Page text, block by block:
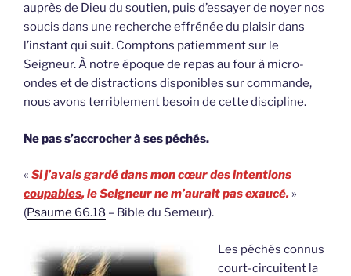
auprès de Dieu du soutien, puis d’essayer de noyer nos
soucis dans une recherche effrénée du plaisir dans
l’instant qui suit. Comptons patiemment sur le
Seigneur. À notre époque de repas au four à micro-
ondes et de distractions disponibles sur commande,
nous avons terriblement besoin de cette discipline.
Ne pas s’accrocher à ses péchés.
« Si j’avaisgardé dans mon cœur des intentions
coupables, le Seigneur ne m’aurait pas exaucé. »
(Psaume 66.18 – Bible du Semeur).
Les péchés connus
court-circuitent la